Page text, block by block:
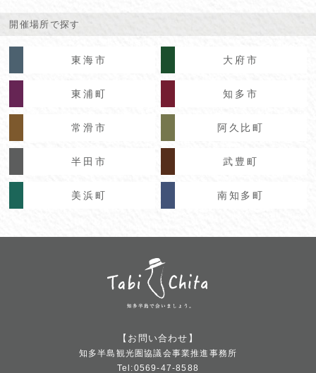
開催場所で探す
東海市 大府市
東浦町 知多市
常滑市 阿久比町
半田市 武豊町
美浜町 南知多町
【お問い合わせ】
知多半島観光圏協議会事業推進事務所
Tel:0569-47-8588